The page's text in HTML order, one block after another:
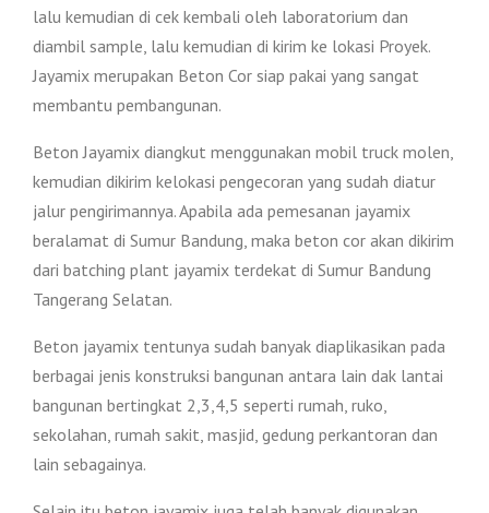
lalu kemudian di cek kembali oleh laboratorium dan
diambil sample, lalu kemudian di kirim ke lokasi Proyek.
Jayamix merupakan Beton Cor siap pakai yang sangat
membantu pembangunan.
Beton Jayamix diangkut menggunakan mobil truck molen,
kemudian dikirim kelokasi pengecoran yang sudah diatur
jalur pengirimannya. Apabila ada pemesanan jayamix
beralamat di Sumur Bandung, maka beton cor akan dikirim
dari batching plant jayamix terdekat di Sumur Bandung
Tangerang Selatan.
Beton jayamix tentunya sudah banyak diaplikasikan pada
berbagai jenis konstruksi bangunan antara lain dak lantai
bangunan bertingkat 2,3,4,5 seperti rumah, ruko,
sekolahan, rumah sakit, masjid, gedung perkantoran dan
lain sebagainya.